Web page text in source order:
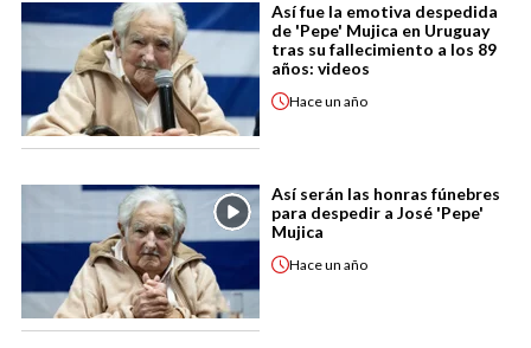
Así fue la emotiva despedida
de 'Pepe' Mujica en Uruguay
tras su fallecimiento a los 89
años: videos
Haceun año
Así serán las honras fúnebres
para despedir a José 'Pepe'
Mujica
Haceun año